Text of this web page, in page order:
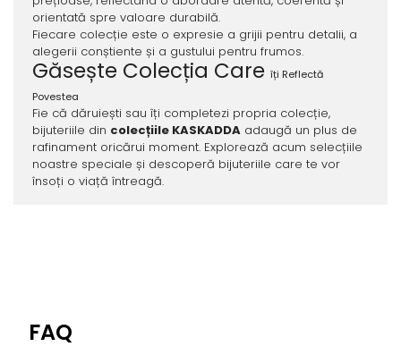
orientată spre valoare durabilă.
Fiecare colecție este o expresie a grijii pentru detalii, a
alegerii conștiente și a gustului pentru frumos.
Găsește Colecția Care îți Reflectă
Povestea
Fie că dăruiești sau îți completezi propria colecție,
bijuteriile din colecțiile KASKADDAadaugă un plus de
rafinament oricărui moment. Explorează acum selecțiile
noastre speciale și descoperă bijuteriile care te vor
însoți o viață întreagă.
FAQ